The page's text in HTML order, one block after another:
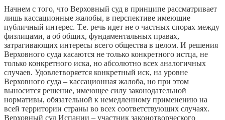
Начнем с того, что Верховный суд в принципе рассматривает
лишь кассационные жалобы, в перспективе имеющие
публичный интерес. Т.е. речь идет не о частных спорах между
физлицами, а об общих, фундаментальных правах,
затрагивающих интересы всего общества в целом. И решения
Верховного суда касаются не только конкретного истца, не
только конкретного иска, но абсолютно всех аналогичных
случаев. Удовлетворяется конкретный иск, на уровне
Верховного суда – кассационная жалоба, но при этом
выносится решение, имеющее силу законодательной
нормативы, обязательной к немедленному применению на
всей территории страны во всех соответствующих случаях.
Верховный суд Испании – участник законотворческого